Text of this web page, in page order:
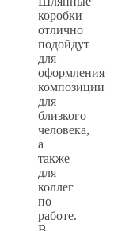
коробки
отлично
подойдут
для
оформления
композиции
для
близкого
человека,
а
также
для
коллег
по
работе.